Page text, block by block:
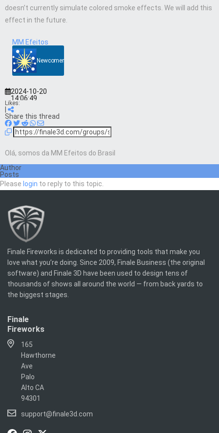
doesn’t currently simulate colored smoke effects. We will add this
effect in the future.
MM Efeitos
Newcomer
2024-10-20
14:06:49
Likes:
Share this thread
Olá, somos da MM Efeitos do Brasil
Author
Posts
Please login to reply to this topic.
Finale Fireworks is dedicated to providing tools that make you
love what you’re doing. Since 2009, Finale Business (the original
software) and Finale 3D have been used to design tens of
thousands of shows all around the world — from back yards to
the biggest stages.
Finale
Fireworks
165
Hawthorne
Ave
Palo
Alto CA
94301
support@finale3d.com